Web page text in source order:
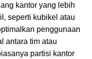
kantor yang lebih
seperti kubikel atau
penggunaan
antara tim atau
partisi kantor